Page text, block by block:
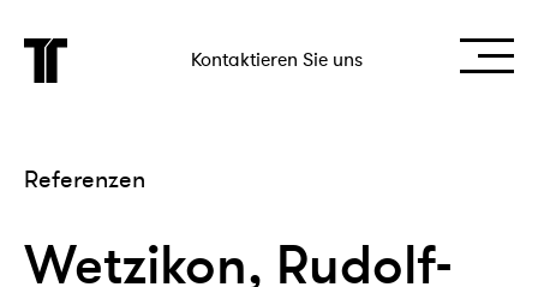
Kontaktieren Sie uns
Referenzen
Wetzikon, Rudolf-